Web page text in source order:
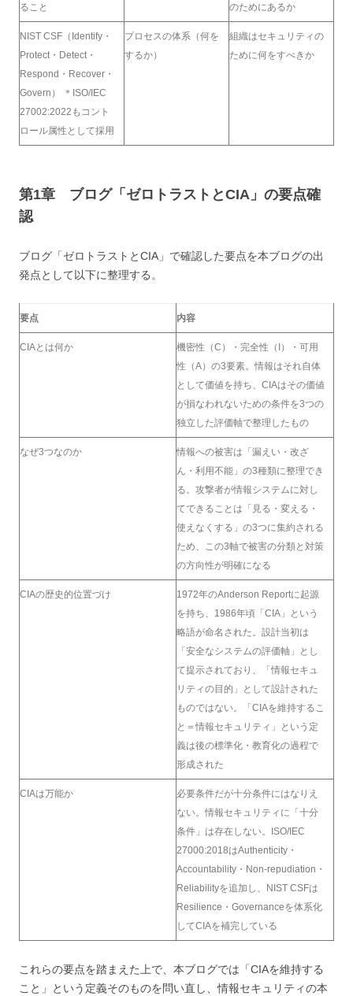
ること
のためにあるか
NIST CSF（Identify・
Protect・Detect・
Respond・Recover・
Govern） ＊ISO/IEC
27002:2022もコント
ロール属性として採用
プロセスの体系（何を
するか）
組織はセキュリティの
ために何をすべきか
第1章 ブログ「ゼロトラストとCIA」の要点確
認
ブログ「ゼロトラストとCIA」で確認した要点を本ブログの出
発点として以下に整理する。
要点 内容
CIAとは何か
機密性（C）・完全性（I）・可用
性（A）の3要素。情報はそれ自体
として価値を持ち、CIAはその価値
が損なわれないための条件を3つの
独立した評価軸で整理したもの
なぜ3つなのか
情報への被害は「漏えい・改ざ
ん・利用不能」の3種類に整理でき
る。攻撃者が情報システムに対し
てできることは「見る・変える・
使えなくする」の3つに集約される
ため、この3軸で被害の分類と対策
の方向性が明確になる
CIAの歴史的位置づけ
1972年のAnderson Reportに起源
を持ち、1986年頃「CIA」という
略語が命名された。設計当初は
「安全なシステムの評価軸」とし
て提示されており、「情報セキュ
リティの目的」として設計された
ものではない。「CIAを維持するこ
と＝情報セキュリティ」という定
義は後の標準化・教育化の過程で
形成された
CIAは万能か
必要条件だが十分条件にはなりえ
ない。情報セキュリティに「十分
条件」は存在しない。ISO/IEC
27000:2018はAuthenticity・
Accountability・Non-repudiation・
Reliabilityを追加し、NIST CSFは
Resilience・Governanceを体系化
してCIAを補完している
これらの要点を踏まえた上で、本ブログでは「CIAを維持する
こと」という定義そのものを問い直し、情報セキュリティの本